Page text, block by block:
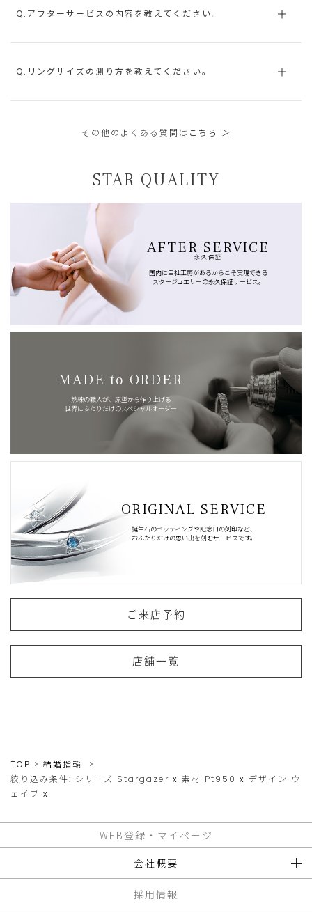
Q.アフターサービスの内容を教えてください。
Q.リングサイズの測り方を教えてください。
その他のよくある質問は こちら ＞
STAR QUALITY
AFTER SERVICE
永久保証
国内に自社工房があるからこそ実現できる
スタージュエリーの永久保証サービス。
MADE to ORDER
熟練の職人が、原型から作り上げる
世界にふたりだけのスペシャルオーダー
ORIGINAL SERVICE
誕生石のセッティングや記念日の刻印など、
おふたりだけの思い出を刻むサービスです。
ご来店予約
店舗一覧
TOP
結婚指輪
絞り込み条件: シリーズ Stargazer x 素材 Pt950 x デザイン ウ
ェイブ x
WEB登録・マイページ
会社概要
採用情報